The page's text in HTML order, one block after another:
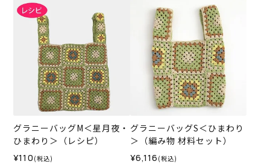
グラニーバッグM＜星月夜・
ひまわり＞（レシピ）
¥110 (税込)
グラニーバッグS＜ひまわり
＞（編み物 材料セット）
¥6,116 (税込)